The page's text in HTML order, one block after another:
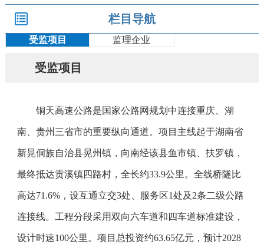
栏目导航
受监项目 监理企业
受监项目
铜天高速公路是国家公路网规划中连接重庆、湖
南、贵州三省市的重要纵向通道。项目主线起于湖南省
新晃侗族自治县晃州镇，向南经该县鱼市镇、扶罗镇，
最终抵达贡溪镇四路村，全长约33.9公里。全线桥隧比
高达71.6%，设互通立交3处、服务区1处及2条二级公路
连接线。工程分段采用双向六车道和四车道标准建设，
设计时速100公里。项目总投资约63.65亿元，预计2028